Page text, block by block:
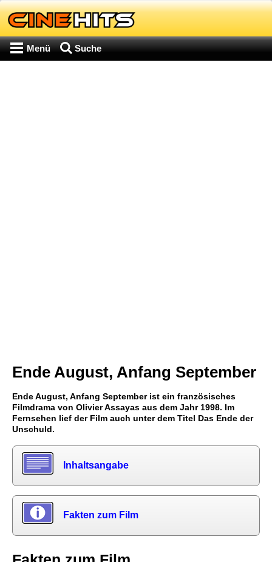
Menü Suche
Ende August, Anfang September
Ende August, Anfang September ist ein französisches
Filmdrama von Olivier Assayas aus dem Jahr 1998. Im
Fernsehen lief der Film auch unter dem Titel Das Ende der
Unschuld.
Inhaltsangabe
Fakten zum Film